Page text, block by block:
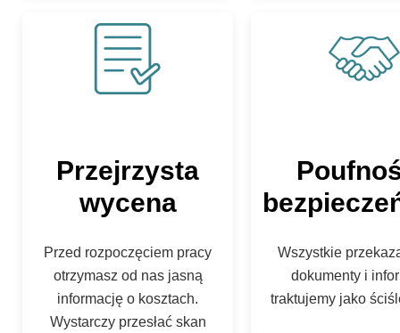
Przejrzysta
wycena
Przed rozpoczęciem pracy
otrzymasz od nas jasną
informację o kosztach.
Wystarczy przesłać skan
Wszystkie
dokumenty i
traktujemy jako